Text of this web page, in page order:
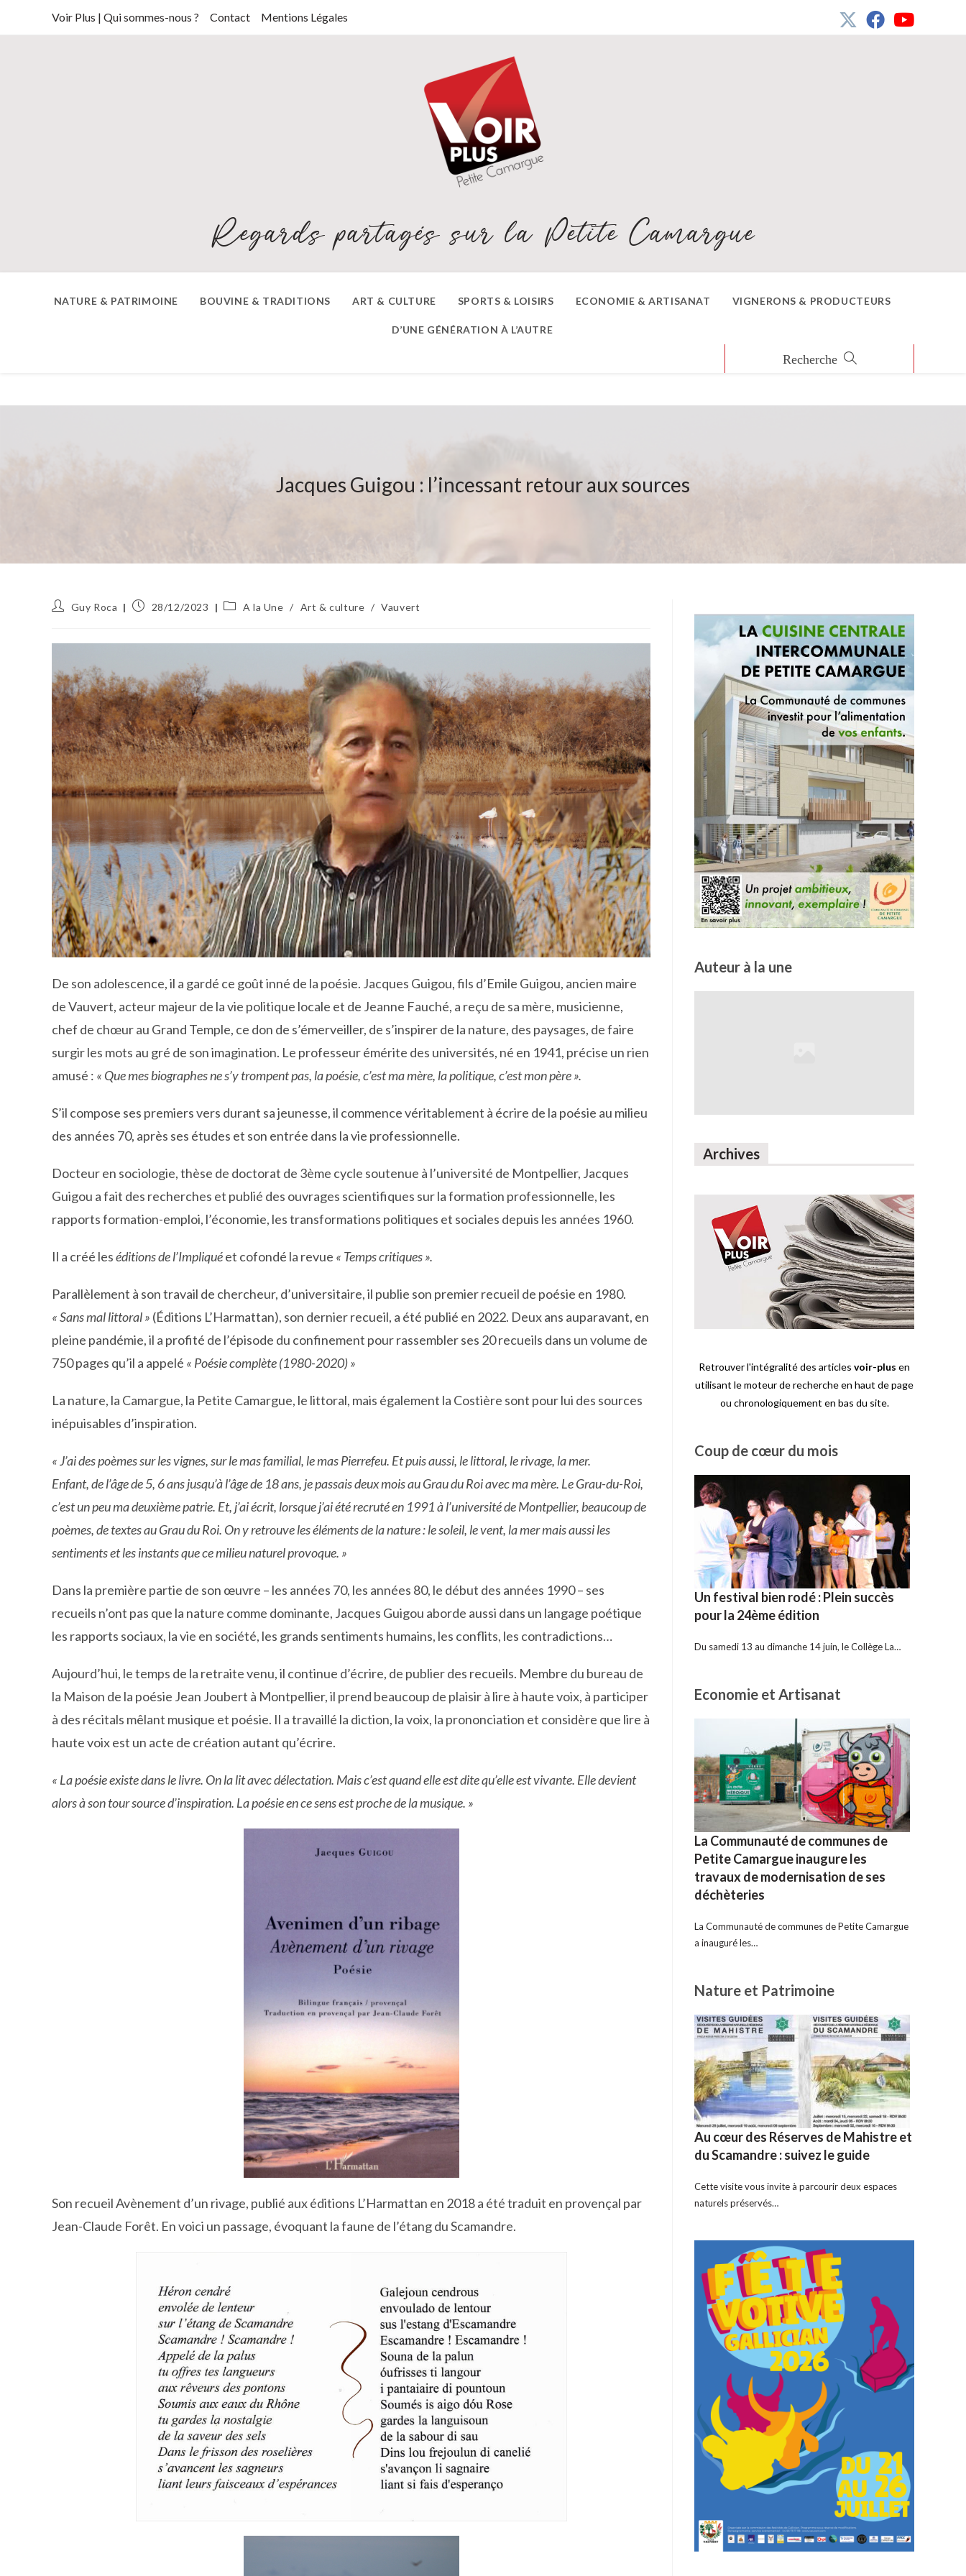
Voir Plus | Qui sommes-nous ? Contact Mentions Légales
Regards partagés sur la Petite Camargue
NATURE & PATRIMOINE BOUVINE & TRADITIONS ART & CULTURE SPORTS & LOISIRS ECONOMIE & ARTISANAT VIGNERONS & PRODUCTEURS
D’UNE GÉNÉRATION À L’AUTRE
Jacques Guigou : l’incessant retour aux sources
Auteur/autrice
publication :
Guy Roca
Publication
28/12/2023
PostA la Une / Art & culture / Vauvert
De son adolescence, il a gardé ce goût inné de la poésie. Jacques Guigou, fils d’Emile Guigou, ancien maire
de Vauvert, acteur majeur de la vie politique locale et de Jeanne Fauché, a reçu de sa mère, musicienne,
chef de chœur au Grand Temple, ce don de s’émerveiller, de s’inspirer de la nature, des paysages, de faire
surgir les mots au gré de son imagination. Le professeur émérite des universités, né en 1941, précise un rien
amusé : « Que mes biographes ne s’y trompent pas, la poésie, c’est ma mère, la politique, c’est mon père ».
S’il compose ses premiers vers durant sa jeunesse, il commence véritablement à écrire de la poésie au milieu
des années 70, après ses études et son entrée dans la vie professionnelle.
Docteur en sociologie, thèse de doctorat de 3ème cycle soutenue à l’université de Montpellier, Jacques
Guigou a fait des recherches et publié des ouvrages scientifiques sur la formation professionnelle, les
rapports formation-emploi, l’économie, les transformations politiques et sociales depuis les années 1960.
Il a créé leséditions de l’Impliquéet cofondé la revue « Temps critiques ».
Parallèlement à son travail de chercheur, d’universitaire, il publie son premier recueil de poésie en 1980.
« Sans mal littoral » (Éditions L’Harmattan), son dernier recueil, a été publié en 2022. Deux ans auparavant, en
pleine pandémie, il a profité de l’épisode du confinement pour rassembler ses 20 recueils dans un volume de
750 pages qu’il a appelé « Poésie complète (1980-2020) »
La nature, la Camargue, la Petite Camargue, le littoral, mais également la Costière sont pour lui des sources
inépuisables d’inspiration.
« J’ai des poèmes sur les vignes, sur le mas familial, le mas Pierrefeu. Et puis aussi, le littoral, le rivage, la mer.
Enfant, de l’âge de 5, 6 ans jusqu’à l’âge de 18 ans, je passais deux mois au Grau du Roi avec ma mère. Le Grau-du-Roi,
c’est un peu ma deuxième patrie. Et, j’ai écrit, lorsque j’ai été recruté en 1991 à l’université de Montpellier, beaucoup de
poèmes, de textes au Grau du Roi. On y retrouve les éléments de la nature : le soleil, le vent, la mer mais aussi les
sentiments et les instants que ce milieu naturel provoque. »
Dans la première partie de son œuvre – les années 70, les années 80, le début des années 1990 – ses
recueils n’ont pas que la nature comme dominante, Jacques Guigou aborde aussi dans un langage poétique
les rapports sociaux, la vie en société, les grands sentiments humains, les conflits, les contradictions…
Aujourd’hui, le temps de la retraite venu, il continue d’écrire, de publier des recueils. Membre du bureau de
la Maison de la poésie Jean Joubert à Montpellier, il prend beaucoup de plaisir à lire à haute voix, à participer
à des récitals mêlant musique et poésie. Il a travaillé la diction, la voix, la prononciation et considère que lire à
haute voix est un acte de création autant qu’écrire.
« La poésie existe dans le livre. On la lit avec délectation. Mais c’est quand elle est dite qu’elle est vivante. Elle devient
alors à son tour source d’inspiration. La poésie en ce sens est proche de la musique. »
Son recueil Avènement d’un rivage, publié aux éditions L’Harmattan en 2018 a été traduit en provençal par
Jean-Claude Forêt. En voici un passage, évoquant la faune de l’étang du Scamandre.
Auteur à la une
Archives
Retrouver l'intégralité des articles voir-plus en
utilisant le moteur de recherche en haut de page
ou chronologiquement en bas du site.
Coup de cœur du mois
Un festival bien rodé : Plein succès
pour la 24ème édition
Du samedi 13 au dimanche 14 juin, le Collège La…
Economie et Artisanat
La Communauté de communes de
Petite Camargue inaugure les
travaux de modernisation de ses
déchèteries
La Communauté de communes de Petite Camargue
a inauguré les…
Nature et Patrimoine
Au cœur des Réserves de Mahistre et
du Scamandre : suivez le guide
Cette visite vous invite à parcourir deux espaces
naturels préservés…